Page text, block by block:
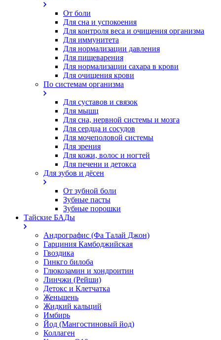
От боли
Для сна и успокоения
Для контроля веса и очищения организма
Для иммунитета
Для нормализации давления
Для пищеварения
Для нормализации сахара в крови
Для очищения крови
По системам организма
Для суставов и связок
Для мышц
Для сна, нервной системы и мозга
Для сердца и сосудов
Для мочеполовой системы
Для зрения
Для кожи, волос и ногтей
Для печени и детокса
Для зубов и дёсен
От зубной боли
Зубные пасты
Зубные порошки
Тайские БАДы
Андрографис (Фа Талай Джон)
Гарциния Камбоджийская
Гвоздика
Гинкго билоба
Глюкозамин и хондроитин
Линчжи (Рейши)
Детокс и Клетчатка
Женьшень
Жидкий кальций
Имбирь
Йод (Мангостиновый йод)
Коллаген